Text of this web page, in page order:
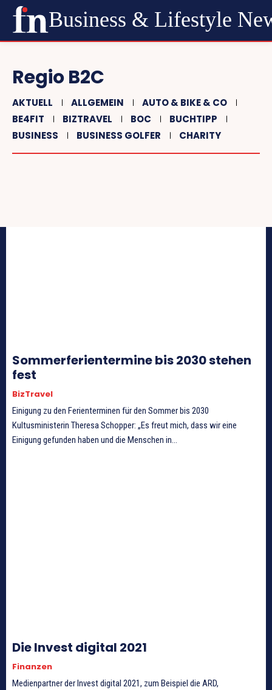
Business & Lifestyle
Regio B2C
AKTUELL ALLGEMEIN
AUTO & BIKE & CO
BE4FIT
BIZTRAVEL BOC
BUCHTIPP
BUSINESS
BUSINESS GOLFER CHARITY
Sommerferientermine bis 2030 stehen
fest
BizTravel
Einigung zu den Ferienterminen für den Sommer bis 2030
Kultusministerin Theresa Schopper: „Es freut mich, dass wir eine
Einigung gefunden haben und die Menschen in...
Die Invest digital 2021
Finanzen
Medienpartner der Invest digital 2021, zum Beispiel die ARD,